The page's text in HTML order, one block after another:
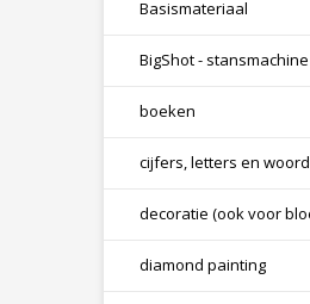
Basismateriaal
BigShot - stansmachine
boeken
cijfers, letters en
decoratie (ook voor
diamond painting